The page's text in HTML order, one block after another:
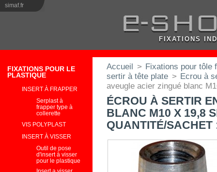
simaf.fr
FIXATIONS
FIXATIONS POUR LE
PLASTIQUE
INSERT À FRAPPER
Serplast à
frapper type à
collerette
VIS POLYPLAST
INSERT À VISSER
Outil de pose
d'insert à visser
pour le plastique
Accueil > Fixations pour tôle
sertir à tête plate > Ecrou à
aveugle acier zingué blanc
ÉCROU À SERTIR
BLANC M10 X 19,8
QUANTITÉ/SACHET